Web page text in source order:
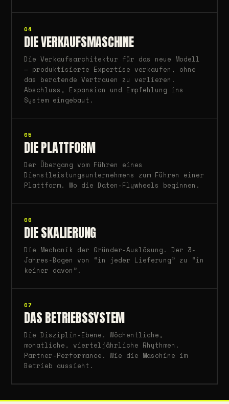
04
DIE VERKAUFSMASCHINE
Die Verkaufsarchitektur für das neue Modell
— produktisierte Expertise verkaufen, ohne
das beratende Vertrauen zu verlieren.
Abschluss, Expansion und Empfehlung ins
System eingebaut.
05
DIE PLATTFORM
Der Übergang vom Führen eines
Dienstleistungsunternehmens zum Führen einer
Plattform. Wo die Daten-Flywheels beginnen.
06
DIE SKALIERUNG
Die Mechanik der Gründer-Auslösung. Der 3-
Jahres-Bogen von “in jeder Lieferung” zu “in
keiner davon”.
07
DAS BETRIEBSSYSTEM
Die Disziplin-Ebene. Wöchentliche,
monatliche, vierteljährliche Rhythmen.
Partner-Performance. Wie die Maschine im
Betrieb aussieht.